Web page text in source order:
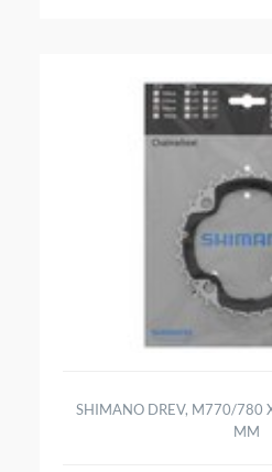
SHIMANO DREV, M770/780
MM